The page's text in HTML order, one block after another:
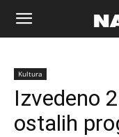
Naša
riječ
Kultura
Izvedeno
ostalih